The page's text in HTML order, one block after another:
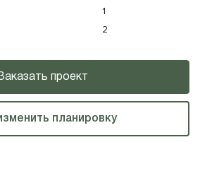
1
2
проект
планировку